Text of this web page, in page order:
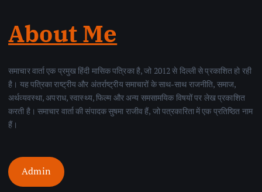
About Me
समाचार वार्ता एक प्रमुख हिंदी मासिक पत्रिका है, जो 2012 से दिल्ली से प्रकाशित हो रही
है। यह पत्रिका राष्ट्रीय और अंतर्राष्ट्रीय समाचारों के साथ-साथ राजनीति, समाज,
अर्थव्यवस्था, अपराध, स्वास्थ्य, फिल्म और अन्य समसामयिक विषयों पर लेख प्रकाशित
करती है। समाचार वार्ता की संपादक सुषमा राजीव हैं, जो पत्रकारिता में एक प्रतिष्ठित नाम
हैं।
Admin